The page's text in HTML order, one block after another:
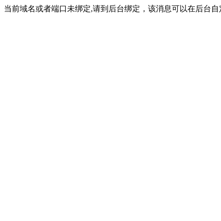
当前域名或者端口未绑定,请到后台绑定，该消息可以在后台自